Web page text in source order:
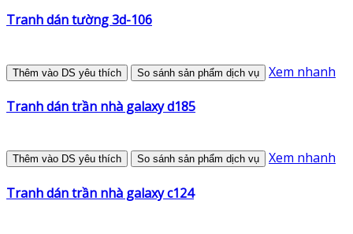
Tranh dán tường 3d-106
Thêm vào DS yêu thích So sánh sản phẩm dịch vụ Xem nhanh
Tranh dán trần nhà galaxy d185
Thêm vào DS yêu thích So sánh sản phẩm dịch vụ Xem nhanh
Tranh dán trần nhà galaxy c124